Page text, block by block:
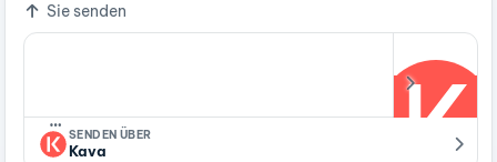
Sie senden
…
SENDEN ÜBER
Kava